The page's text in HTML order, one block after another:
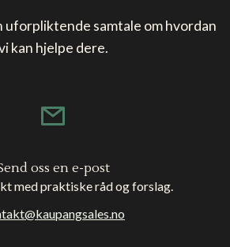
uforpliktende samtale om hvordan
kan hjelpe dere.
oss en e-post
med praktiske råd og forslag.